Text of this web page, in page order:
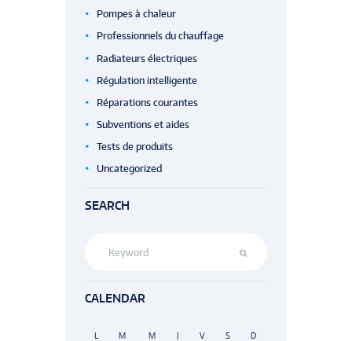
Pompes à chaleur
Professionnels du chauffage
Radiateurs électriques
Régulation intelligente
Réparations courantes
Subventions et aides
Tests de produits
Uncategorized
SEARCH
CALENDAR
L M M J V S D